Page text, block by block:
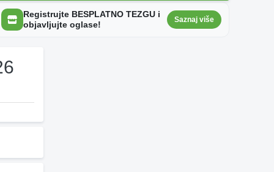
Registrujte BESPLATNO TEZGU i
objavljujte oglase!
Saznaj više